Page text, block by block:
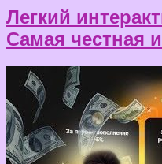
Легкий
Самая честная